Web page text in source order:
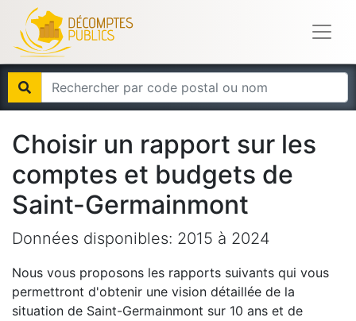
Choisir un rapport sur les
comptes et budgets de
Saint-Germainmont
Données disponibles: 2015 à 2024
Nous vous proposons les rapports suivants qui vous
permettront d'obtenir une vision détaillée de la
situation de Saint-Germainmont sur 10 ans et de